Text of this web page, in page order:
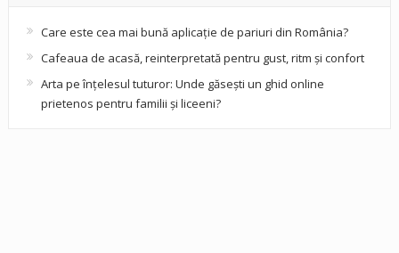
Care este cea mai bună aplicație de pariuri din România?
Cafeaua de acasă, reinterpretată pentru gust, ritm și confort
Arta pe înțelesul tuturor: Unde găsești un ghid online
prietenos pentru familii și liceeni?